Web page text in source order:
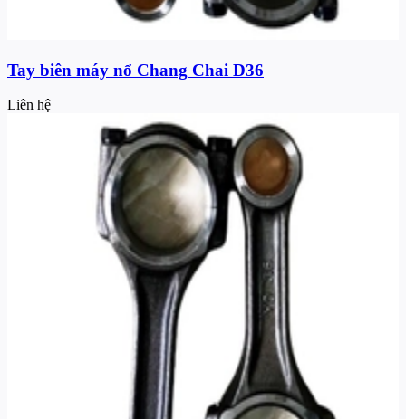
Tay biên máy nổ Chang Chai D36
Liên hệ